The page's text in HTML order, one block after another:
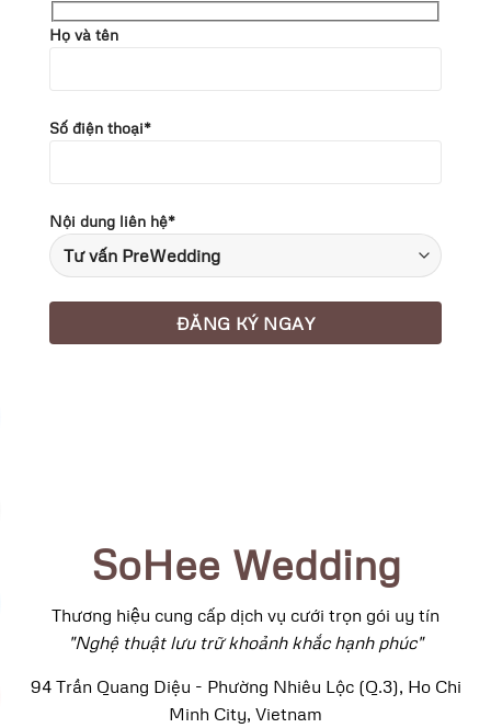
Họ và tên
Số điện thoại*
Nội dung liên hệ*
SoHee Wedding
Thương hiệu cung cấp dịch vụ cưới trọn gói uy tín
"Nghệ thuật lưu trữ khoảnh khắc hạnh phúc"
94 Trần Quang Diệu - Phường Nhiêu Lộc (Q.3), Ho Chi
Minh City, Vietnam